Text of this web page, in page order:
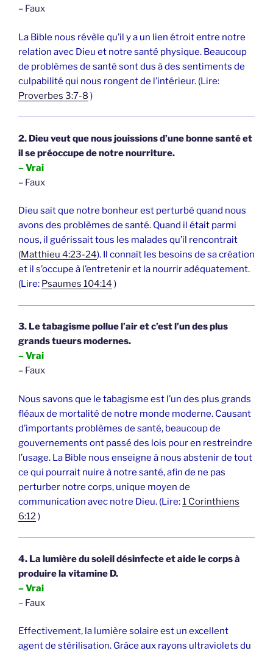
– Faux
La Bible nous révèle qu’il y a un lien étroit entre notre
relation avec Dieu et notre santé physique. Beaucoup
de problèmes de santé sont dus à des sentiments de
culpabilité qui nous rongent de l’intérieur. (Lire:
Proverbes 3:7-8)
2. Dieu veut que nous jouissions d’une bonne santé et
il se préoccupe de notre nourriture.
– Vrai
– Faux
Dieu sait que notre bonheur est perturbé quand nous
avons des problèmes de santé. Quand il était parmi
nous, il guérissait tous les malades qu’il rencontrait
(Matthieu 4:23-24). Il connaît les besoins de sa création
et il s’occupe à l’entretenir et la nourrir adéquatement.
(Lire: Psaumes 104:14 )
3. Le tabagisme pollue l’air et c’est l’un des plus
grands tueurs modernes.
– Vrai
– Faux
Nous savons que le tabagisme est l’un des plus grands
fléaux de mortalité de notre monde moderne. Causant
d’importants problèmes de santé, beaucoup de
gouvernements ont passé des lois pour en restreindre
l’usage. La Bible nous enseigne à nous abstenir de tout
ce qui pourrait nuire à notre santé, afin de ne pas
perturber notre corps, unique moyen de
communication avec notre Dieu. (Lire:1 Corinthiens
6:12 )
4. La lumière du soleil désinfecte et aide le corps à
produire la vitamine D.
– Vrai
– Faux
Effectivement, la lumière solaire est un excellent
agent de stérilisation. Grâce aux rayons ultraviolets du